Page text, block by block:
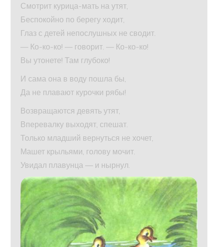
Смотрит курица-мать на утят,
Беспокойно по берегу ходит,
Глаз с детей непослушных не сводит.
— Ко-ко-ко! — говорит. — Ко-ко-ко!
Вы утонете! Там глубоко!
И сама она в воду пошла бы,
Да не плавают курочки рябы!
Возвращаются девять утят,
Вперевалку выходят, спешат.
Только младший вернуться не хочет,
Машет крыльями, голову мочит.
Увидал плавунца — и нырнул.